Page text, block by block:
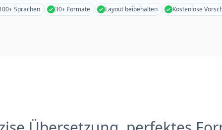
Sprachen 30+ Formate Layout beibehalten Kostenlose